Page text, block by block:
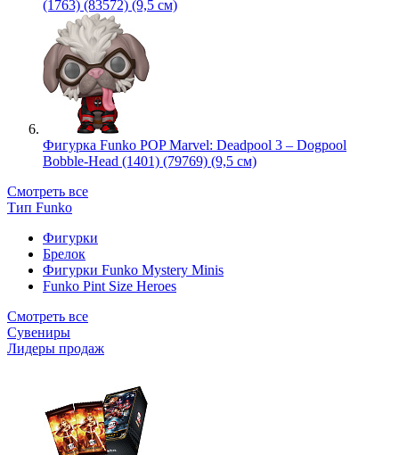
(1763) (83572) (9,5 см)
Фигурка Funko POP Marvel: Deadpool 3 – Dogpool
Bobble-Head (1401) (79769) (9,5 см)
Смотреть все
Тип Funko
Фигурки
Брелок
Фигурки Funko Mystery Minis
Funko Pint Size Heroes
Смотреть все
Сувениры
Лидеры продаж